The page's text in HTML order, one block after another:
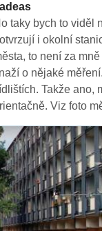
taky bych to viděl
i okolní
to není za
o nějaké
Takže ano,
Viz foto